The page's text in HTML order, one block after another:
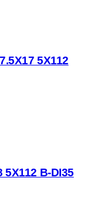
5X112
5Χ112 Β-DI35